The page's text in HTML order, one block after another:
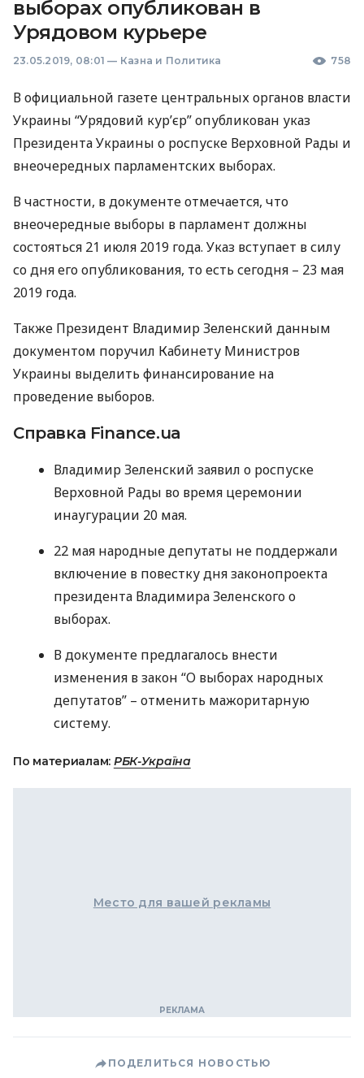
выборах опубликован в
Урядовом курьере
23.05.2019, 08:01 — Казна и Политика 758
В официальной газете центральных органов власти
Украины “Урядовий кур’єр” опубликован указ
Президента Украины о роспуске Верховной Рады и
внеочередных парламентских выборах.
В частности, в документе отмечается, что
внеочередные выборы в парламент должны
состояться 21 июля 2019 года. Указ вступает в силу
со дня его опубликования, то есть сегодня – 23 мая
2019 года.
Также Президент Владимир Зеленский данным
документом поручил Кабинету Министров
Украины выделить финансирование на
проведение выборов.
Справка Finance.ua
Владимир Зеленский заявил о роспуске
Верховной Рады во время церемонии
инаугурации 20 мая.
22 мая народные депутаты не поддержали
включение в повестку дня законопроекта
президента Владимира Зеленского о
выборах.
В документе предлагалось внести
изменения в закон “О выборах народных
депутатов” – отменить мажоритарную
систему.
По материалам: РБК-Україна
Место для вашей рекламы
ПОДЕЛИТЬСЯ НОВОСТЬЮ